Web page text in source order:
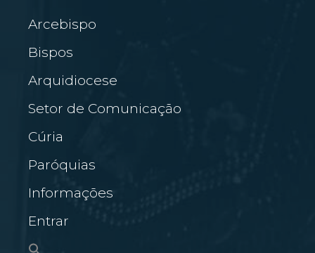
Arcebispo
Bispos
Arquidiocese
Setor de Comunicação
Cúria
Paróquias
Informações
Entrar